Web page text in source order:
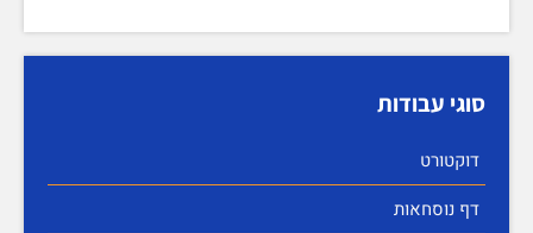
סוגי עבודות
דוקטורט
דף נוסחאות